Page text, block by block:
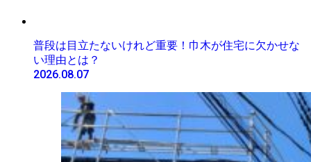
普段は目立たないけれど重要！巾木が住宅に欠かせな
い理由とは？
2026.08.07